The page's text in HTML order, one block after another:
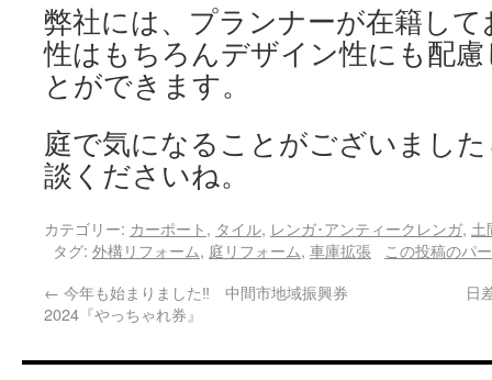
弊社には、プランナーが在籍し
性はもちろんデザイン性にも配
とができます。
庭で気になることがございまし
談くださいね。
カテゴリー: カーポート, タイル, レンガ･アンティークレンガ, 土
タグ: 外構リフォーム, 庭リフォーム, 車庫拡張
この投稿のパ
← 今年も始まりました‼ 中間市地域振興券
2024『やっちゃれ券』
日